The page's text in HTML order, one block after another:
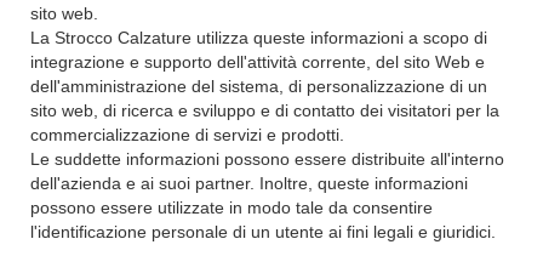
sito web.
La Strocco Calzature utilizza queste informazioni a scopo di
integrazione e supporto dell'attività corrente, del sito Web e
dell'amministrazione del sistema, di personalizzazione di un
sito web, di ricerca e sviluppo e di contatto dei visitatori per la
commercializzazione di servizi e prodotti.
Le suddette informazioni possono essere distribuite all'interno
dell'azienda e ai suoi partner. Inoltre, queste informazioni
possono essere utilizzate in modo tale da consentire
l'identificazione personale di un utente ai fini legali e giuridici.